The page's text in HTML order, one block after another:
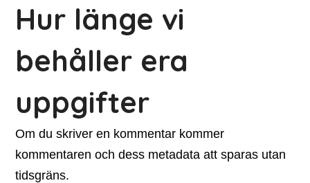
Hur länge vi
behåller era
uppgifter
Om du skriver en kommentar kommer
kommentaren och dess metadata att sparas utan
tidsgräns.